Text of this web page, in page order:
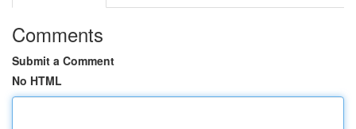
Comments
Submit a Comment
No HTML